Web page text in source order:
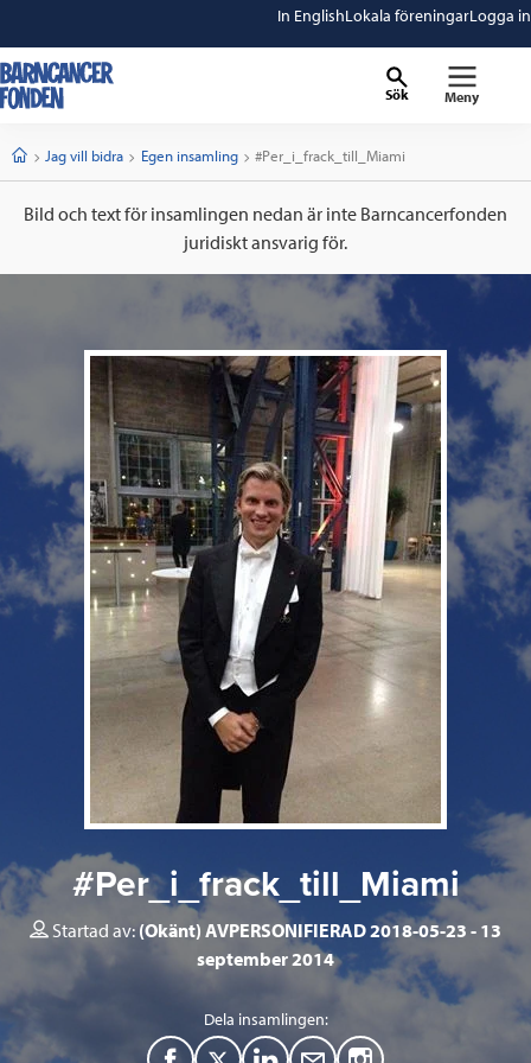
In EnglishLokala föreningarLogga in
Sök Meny
StartJag vill bidra Egen insamling Current:
#Per_i_frack_till_Miami
Bild och text för insamlingen nedan är inte Barncancerfonden
juridiskt ansvarig för.
#Per_i_frack_till_Miami
Startad av: (Okänt) AVPERSONIFIERAD 2018-05-23
13
september 2014
Dela insamlingen: